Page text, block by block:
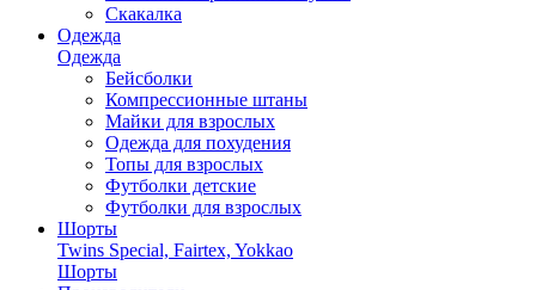
Скакалка
Одежда
Одежда
Бейсболки
Компрессионные штаны
Майки для взрослых
Одежда для похудения
Топы для взрослых
Футболки детские
Футболки для взрослых
Шорты
Twins Special, Fairtex, Yokkao
Шорты